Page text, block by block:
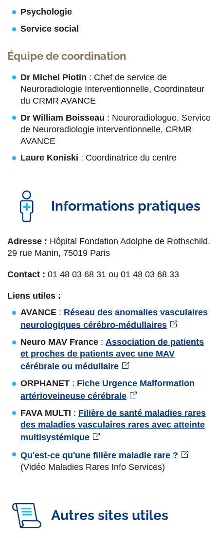
Psychologie
Service social
Équipe de coordination
Dr Michel Piotin : Chef de service de
Neuroradiologie Interventionnelle, Coordinateur
du CRMR AVANCE
Dr William Boisseau : Neuroradiologue, Service
de Neuroradiologie interventionnelle, CRMR
AVANCE
Laure Koniski : Coordinatrice du centre
Informations pratiques
Adresse : Hôpital Fondation Adolphe de Rothschild,
29 rue Manin, 75019 Paris
Contact : 01 48 03 68 31 ou 01 48 03 68 33
Liens utiles :
AVANCE : Réseau des anomalies vasculaires
neurologiques cérébro-médullaires
Neuro MAV France : Association de patients
et proches de patients avec une MAV
cérébrale ou médullaire
ORPHANET : Fiche Urgence Malformation
artérioveineuse cérébrale
FAVA MULTI : Filière de santé maladies rares
des maladies vasculaires rares avec atteinte
multisystémique
Qu'est-ce qu'une filière maladie rare ?
(Vidéo Maladies Rares Info Services)
Autres sites utiles